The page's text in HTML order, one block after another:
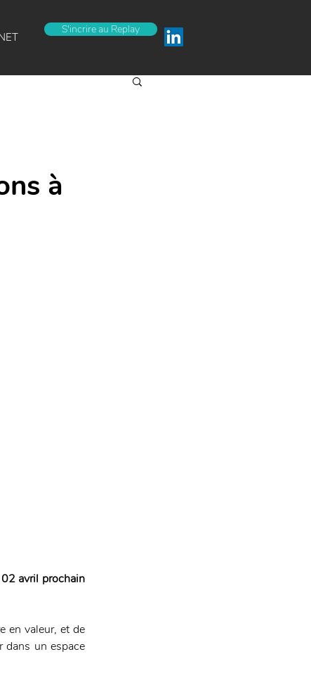
S'incrire au Replay
à
avril prochain
en valeur, et de
dans un espace